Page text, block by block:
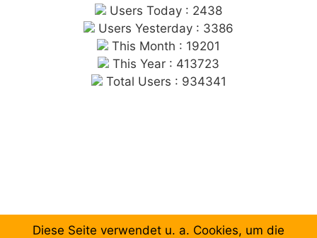
Users Today : 2438
Users Yesterday : 3386
This Month : 19201
This Year : 413723
Total Users : 934341
Diese Seite verwendet u. a. Cookies, um die